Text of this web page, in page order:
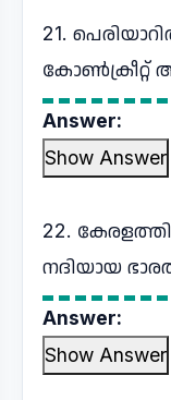
21.
കോൺക്രീറ്റ്
Answer:
Show Answer
22.
നദിയായ
Answer:
Show Answer